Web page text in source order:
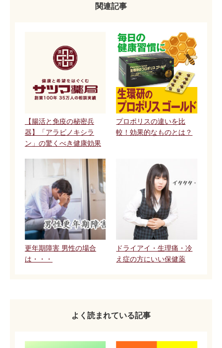
関連記事
【腸活と免疫の秘密兵
器】「アラビノキシラ
ン」の驚くべき健康効果
プロポリスの違いを比
較！効果的なものとは？
更年期障害 男性の場合
は・・・
ドライアイ・生理痛・冷
え症の方にいい保健薬
よく読まれている記事